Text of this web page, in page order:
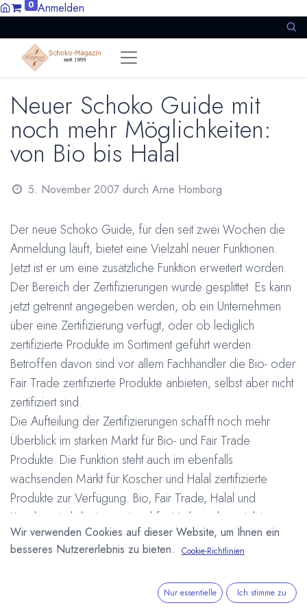
0 Anmelden
Neuer Schoko Guide mit
noch mehr Möglichkeiten:
von Bio bis Halal
5. November 2007 durch Arne Homborg
Der neue Schoko Guide, für den seit zwei Wochen die
Anmeldung läuft, bietet eine Vielzahl neuer Funktionen.
Jetzt ist er um eine zusätzliche Funktion erweitert worden.
Der Bereich der Zertifizierungen wurde gesplittet. Es kann
jetzt getrennt angegeben werden, ob ein Unternehmen
über eine Zertifizierung verfügt, oder ob lediglich
zertifizierte Produkte im Sortiment geführt werden.
Betroffen davon sind vor allem Fachhändler die Bio- oder
Fair Trade zertifizierte Produkte anbieten, selbst aber nicht
zertifiziert sind.
Die Aufteilung der Zertifizierungen schafft noch mehr
Überblick im starken Markt für Bio- und Fair Trade
Produkte. Die Funktion steht auch im ebenfalls
wachsenden Markt für Koscher und Halal zertifizierte
Produkte zur Verfügung. Bio, Fair Trade, Halal und
Koscher sind die international für Verbraucher wichtigsten
Label, wenn es um Kaufentscheidungen geht.
Arne Homborg 5. November 2007
Wir verwenden Cookies auf dieser Website, um Ihnen ein
besseres Nutzererlebnis zu bieten.
Cookie-Richtlinien
Nur essentielle Ich stimme zu